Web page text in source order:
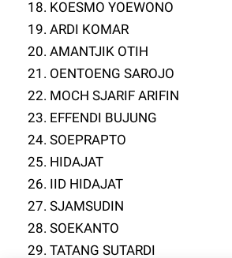
18. KOESMO YOEWONO
19. ARDI KOMAR
20. AMANTJIK OTIH
21. OENTOENG SAROJO
22. MOCH SJARIF ARIFIN
23. EFFENDI BUJUNG
24. SOEPRAPTO
25. HIDAJAT
26. IID HIDAJAT
27. SJAMSUDIN
28. SOEKANTO
29. TATANG SUTARDI